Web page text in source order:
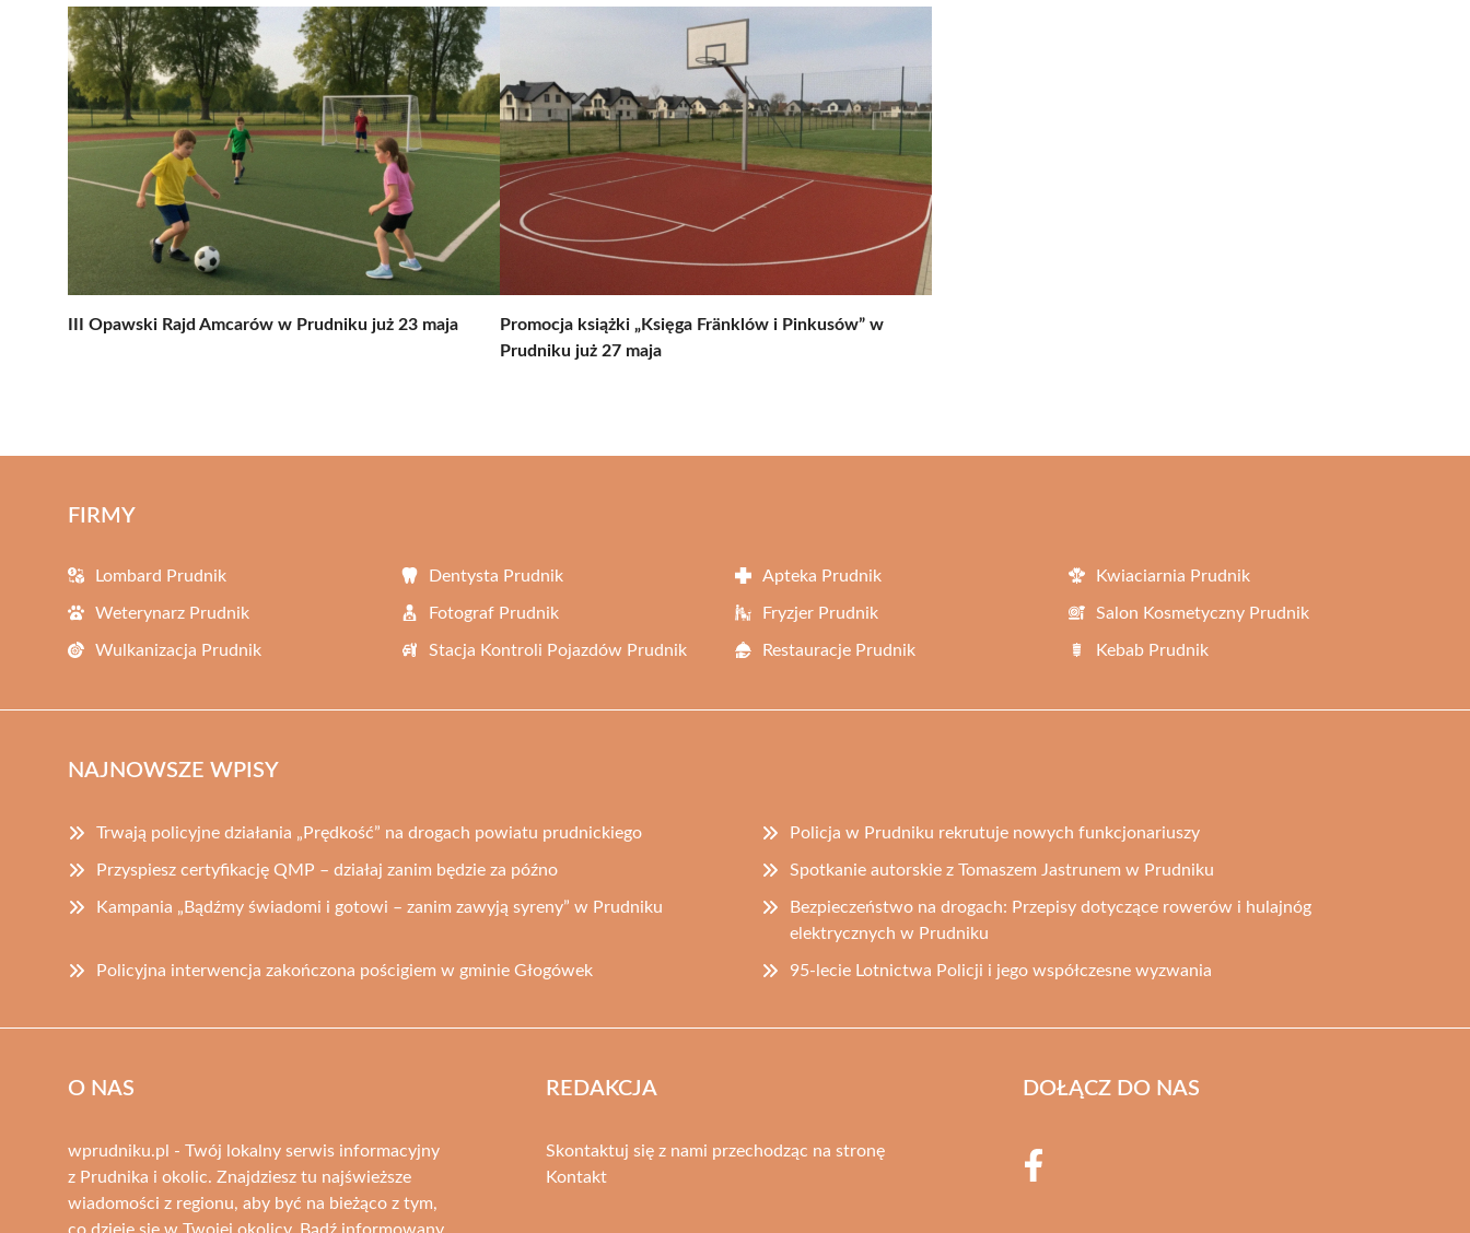
III Opawski Rajd Amcarów w Prudniku już 23 maja
Promocja książki „Księga Fränklów i Pinkusów” w
Prudniku już 27 maja
FIRMY
Lombard Prudnik Dentysta Prudnik Apteka Prudnik Kwiaciarnia Prudnik
Weterynarz Prudnik Fotograf Prudnik Fryzjer Prudnik Salon Kosmetyczny Prudnik
Wulkanizacja Prudnik Stacja Kontroli Pojazdów Prudnik Restauracje Prudnik Kebab Prudnik
NAJNOWSZE WPISY
Trwają policyjne działania „Prędkość” na drogach powiatu prudnickiego Policja w Prudniku rekrutuje nowych funkcjonariuszy
Przyspiesz certyfikację QMP – działaj zanim będzie za późno Spotkanie autorskie z Tomaszem Jastrunem w Prudniku
Kampania „Bądźmy świadomi i gotowi – zanim zawyją syreny” w Prudniku
Bezpieczeństwo na drogach: Przepisy dotyczące rowerów i hulajnóg
elektrycznych w Prudniku
Policyjna interwencja zakończona pościgiem w gminie Głogówek 95-lecie Lotnictwa Policji i jego współczesne wyzwania
O NAS
wprudniku.pl - Twój lokalny serwis informacyjny
z Prudnika i okolic. Znajdziesz tu najświeższe
wiadomości z regionu, aby być na bieżąco z tym,
REDAKCJA
Skontaktuj się z nami przechodząc na stronę
Kontakt
DOŁĄCZ DO NAS